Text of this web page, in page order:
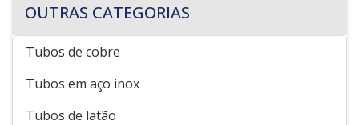
OUTRAS CATEGORIAS
Tubos de cobre
Tubos em aço inox
Tubos de latão